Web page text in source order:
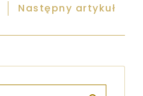
Następny artykuł